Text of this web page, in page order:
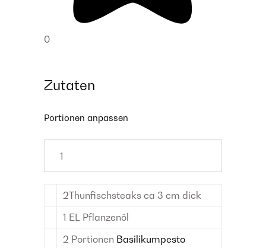
0
Zutaten
Portionen anpassen
2Thunfischsteaks ca 3 cm dick
1 EL Pflanzenöl
2 Portionen Basilikumpesto